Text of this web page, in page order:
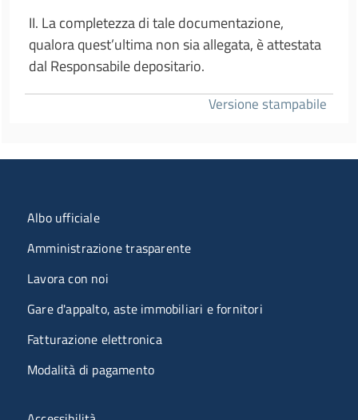
II. La completezza di tale documentazione,
qualora quest’ultima non sia allegata, è attestata
dal Responsabile depositario.
Versione stampabile
Menu organizzazione
Albo ufficiale
Amministrazione trasparente
Lavora con noi
Gare d'appalto, aste immobiliari e fornitori
Fatturazione elettronica
Modalità di pagamento